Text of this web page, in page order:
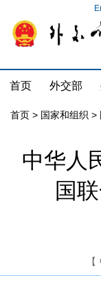
首页 外交部
首页 > 国家和组织 >
中华人
国
【